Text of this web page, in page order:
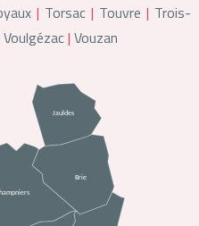
Torsac Touvre
Trois-
Voulgézac Vouzan